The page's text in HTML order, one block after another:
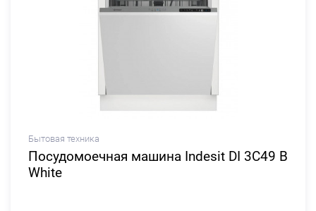
Бытовая техника
Посудомоечная машина Indesit DI 3C49 B
White